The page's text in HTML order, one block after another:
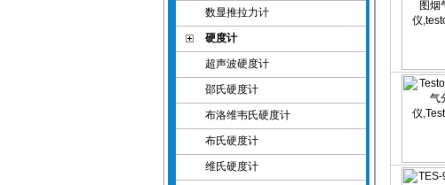
数显推拉力计
硬度计
超声波硬度计
邵氏硬度计
布洛维韦氏硬度计
布氏硬度计
维氏硬度计